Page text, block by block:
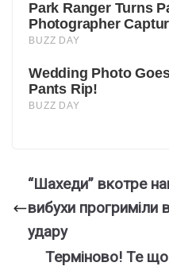
“Шахеди” вкотре
вибухи прогриміли
удару
Теpміново! Те